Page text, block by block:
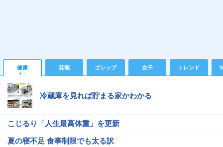
健康 芸能 ゴシップ 女子 トレンド
冷蔵庫を見れば貯まる家かわかる
こじるり「人生最高体重」を更新
夏の寝不足 食事制限でも太る訳